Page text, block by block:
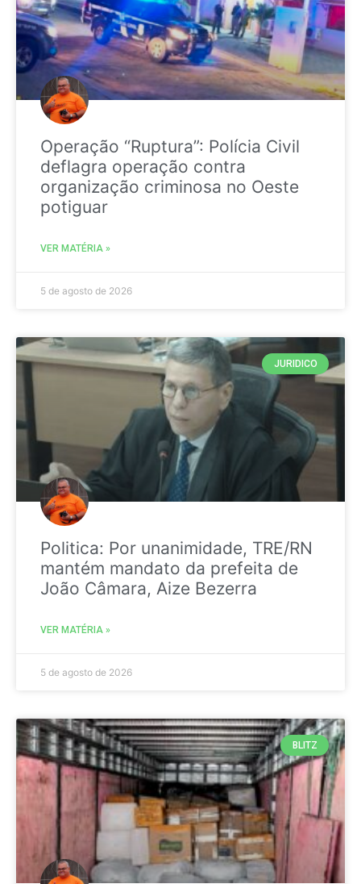
Operação “Ruptura”: Polícia Civil
deflagra operação contra
organização criminosa no Oeste
potiguar
VER MATÉRIA »
5 de agosto de 2026
JURIDICO
Politica: Por unanimidade, TRE/RN
mantém mandato da prefeita de
João Câmara, Aize Bezerra
VER MATÉRIA »
5 de agosto de 2026
BLITZ